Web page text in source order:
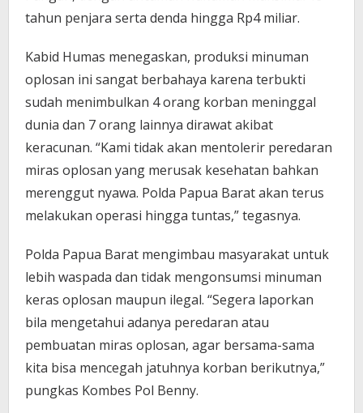
tahun penjara serta denda hingga Rp4 miliar.
Kabid Humas menegaskan, produksi minuman
oplosan ini sangat berbahaya karena terbukti
sudah menimbulkan 4 orang korban meninggal
dunia dan 7 orang lainnya dirawat akibat
keracunan. “Kami tidak akan mentolerir peredaran
miras oplosan yang merusak kesehatan bahkan
merenggut nyawa. Polda Papua Barat akan terus
melakukan operasi hingga tuntas,” tegasnya.
Polda Papua Barat mengimbau masyarakat untuk
lebih waspada dan tidak mengonsumsi minuman
keras oplosan maupun ilegal. “Segera laporkan
bila mengetahui adanya peredaran atau
pembuatan miras oplosan, agar bersama-sama
kita bisa mencegah jatuhnya korban berikutnya,”
pungkas Kombes Pol Benny.